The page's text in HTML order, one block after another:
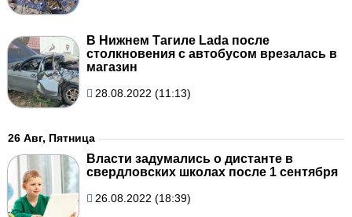
В Нижнем Тагиле Lada после
столкновения с автобусом врезалась в
магазин
28.08.2022 (11:13)
26 Авг, Пятница
Власти задумались о дистанте в
свердловских школах после 1 сентября
26.08.2022 (18:39)